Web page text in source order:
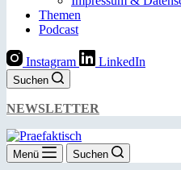
Themen
Podcast
Instagram LinkedIn
Suchen
NEWSLETTER
Menü Suchen